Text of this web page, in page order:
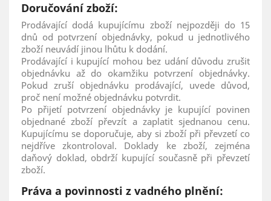
Doručování zboží:
Prodávající dodá kupujícímu zboží nejpozději do 15
dnů od potvrzení objednávky, pokud u jednotlivého
zboží neuvádí jinou lhůtu k dodání.
Prodávající i kupující mohou bez udání důvodu zrušit
objednávku až do okamžiku potvrzení objednávky.
Pokud zruší objednávku prodávající, uvede důvod,
proč není možné objednávku potvrdit.
Po přijetí potvrzení objednávky je kupující povinen
objednané zboží převzít a zaplatit sjednanou cenu.
Kupujícímu se doporučuje, aby si zboží při převzetí co
nejdříve zkontroloval. Doklady ke zboží, zejména
daňový doklad, obdrží kupující současně při převzetí
zboží.
Práva a povinnosti z vadného plnění: